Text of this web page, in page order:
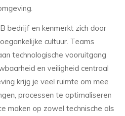
bedrijf en kenmerkt zich door
cultuur. Teams
technologische vooruitgang
en veiligheid centraal
krijg je veel ruimte om mee
processen te optimaliseren
maken op zowel technische als